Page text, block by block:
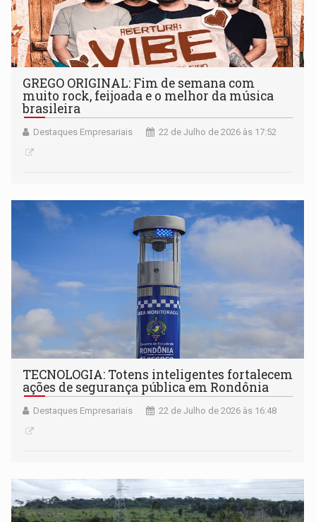
GREGO ORIGINAL: Fim de semana com
muito rock, feijoada e o melhor da música
brasileira
Destaques Empresariais 22 de Julho de 2026 às 17:52
TECNOLOGIA: Totens inteligentes fortalecem
ações de segurança pública em Rondônia
Destaques Empresariais 22 de Julho de 2026 às 16:48